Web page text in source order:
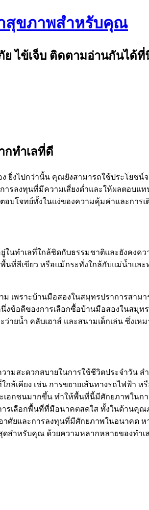
สุขภาพสำหรับคุณ
ย ไข้เจ็บ ติดตามอ่านกันได้ที่
กทำเลที่ดี
ยิ่งไปกว่านั้น คุณยังสามารถใช้ประโยช
ลงทุนที่มีความเสี่ยงต่ำและให้ผลตอบแท
ตอบโจทย์ทั้งในแง่ของความคุ้มค่าและการ
ในทำเลที่ใกล้ชิดกับธรรมชาติและยังคง
ที่สีเขียว หรือแม้กระทั่งใกล้กับแม่น้ำแ
เพราะบ้านมือสองในสมุทรปราการสามา
งข้อดีของการเลือกซื้อบ้านมือสองในสมุ
ยน้ำ คลับเฮาส์ และสนามเด็กเล่น ซึ่งเ
มสะดวกสบายในการใช้ชีวิตประจำวัน
คียง เช่น การขยายเส้นทางรถไฟฟ้า
กชนมากขึ้น ทำให้พื้นที่นี้มีศักยภาพในก
ารเลือกพื้นที่ที่มีอนาคตสดใส ทั้งในด้านคุ
ศัยและการลงทุนที่มีศักยภาพในอนาคต
ำหรับคุณ ด้วยความหลากหลายของทำเ